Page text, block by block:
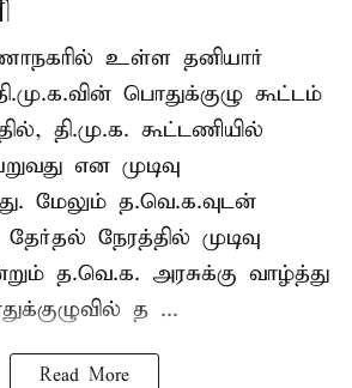
உள்ள தனியார்
பொதுக்குழு கூட்டம்
தி.மு.க. கூட்டணியில்
என முடிவு
மேலும் த.வெ.க.வுடன்
தேர்தல் நேரத்தில் முடிவு
த.வெ.க. அரசுக்கு வாழ்த்து
த ...
Read More